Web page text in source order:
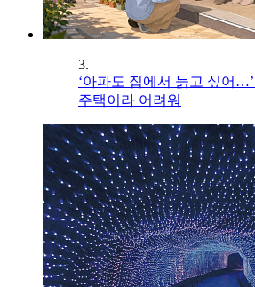
3.
‘아파도 집에서 늙고 싶어
주택이라 어려워